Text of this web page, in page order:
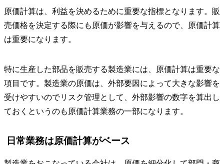
原価計算は、利益を決めるために重要な指標となります。販
売価格を決定する際にも原価が影響を与えるので、原価計算
は重要になります。
特に生産した部品を販売する製造業には、原価計算は重要な
項目です。製造業の原価は、外部要因によって大きな影響を
受けやすいのでリスク管理として、外部影響の数字を算出し
ておくというのも原価計算業務の一部になります。
日常業務は原価計算がベース